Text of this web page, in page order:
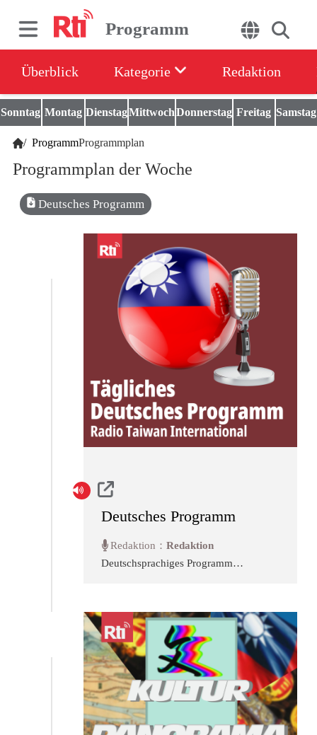
Programm
Überblick Kategorie Redaktion
Sonntag Montag DienstagMittwochDonnerstag Freitag Samstag
/ProgrammProgrammplan
Programmplan der Woche
Deutsches Programm
Deutsches Programm
Redaktion：Redaktion
Deutschsprachiges Programm
Kultur und Gesellschaft aus
Taiwan.